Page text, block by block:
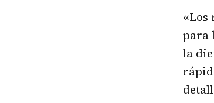
«Los
para
la